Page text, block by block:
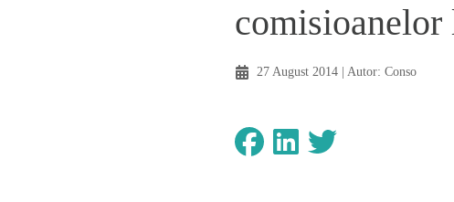
27 August 2014| Autor: Conso